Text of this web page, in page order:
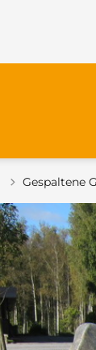
Gespaltene